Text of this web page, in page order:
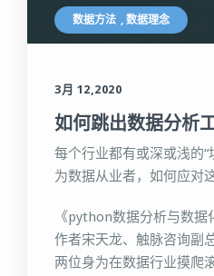
数据方法 , 数据理念
3月 12,2020
如何跳出数据分析
每个行业都有或深或浅的
为数据从业者，如何应对这
《python数据分析与数
作者宋天龙、触脉咨询副
两位身为在数据行业摸爬